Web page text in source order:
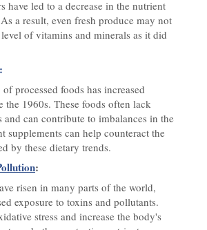
have led to a decrease in the nutrient
a result, even fresh produce may not
of vitamins and minerals as it did
:
processed foods has increased
the 1960s. These foods often lack
and can contribute to imbalances in the
supplements can help counteract the
by these dietary trends.
:
risen in many parts of the world,
exposure to toxins and pollutants.
stress and increase the body's